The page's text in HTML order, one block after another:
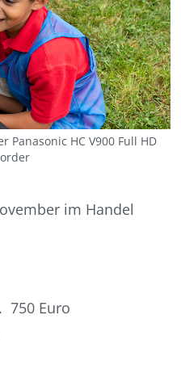
Panasonic HC V900 Full HD
im Handel
750 Euro